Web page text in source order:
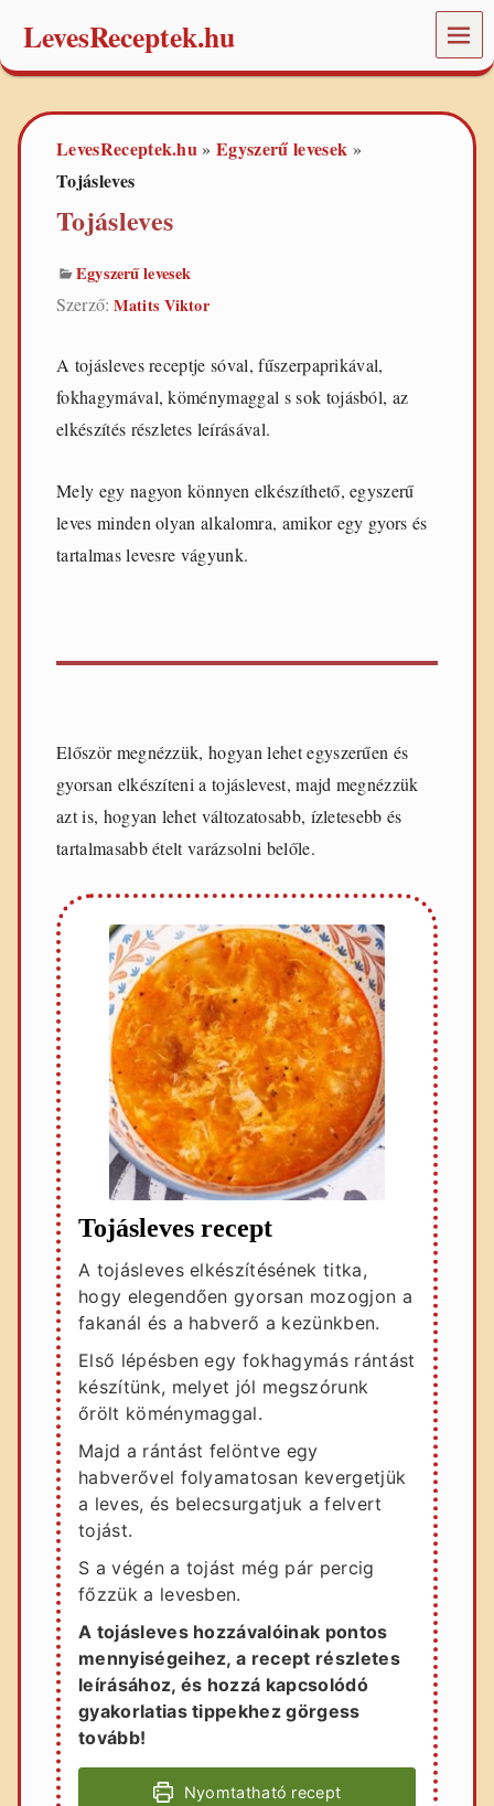
LevesReceptek.hu
v
e
MEN
Ü
LevesReceptek.hu»Egyszerű levesek »
Tojásleves
Tojásleves
Egyszerű levesek
Szerző:Matits Viktor
A tojásleves receptje sóval, fűszerpaprikával,
fokhagymával, köménymaggal s sok tojásból, az
elkészítés részletes leírásával.
Mely egy nagyon könnyen elkészíthető, egyszerű
leves minden olyan alkalomra, amikor egy gyors és
tartalmas levesre vágyunk.
Először megnézzük, hogyan lehet egyszerűen és
gyorsan elkészíteni a tojáslevest, majd megnézzük
azt is, hogyan lehet változatosabb, ízletesebb és
tartalmasabb ételt varázsolni belőle.
Tojásleves recept
A tojásleves elkészítésének titka,
hogy elegendően gyorsan mozogjon a
fakanál és a habverő a kezünkben.
Első lépésben egy fokhagymás rántást
készítünk, melyet jól megszórunk
őrölt köménymaggal.
Majd a rántást felöntve egy
habverővel folyamatosan kevergetjük
a leves, és belecsurgatjuk a felvert
tojást.
S a végén a tojást még pár percig
főzzük a levesben.
A tojásleves hozzávalóinak pontos
mennyiségeihez, a recept részletes
leírásához, és hozzá kapcsolódó
gyakorlatias tippekhez görgess
tovább!
Nyomtatható recept